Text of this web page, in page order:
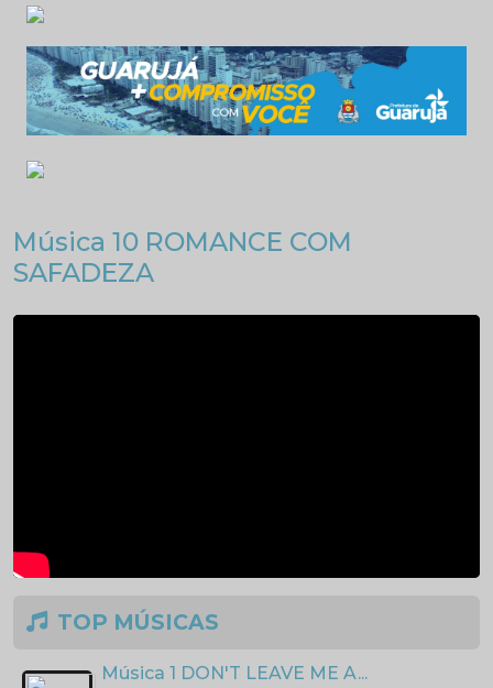
Música 10 ROMANCE COM
SAFADEZA
TOP MÚSICAS
Música 1 DON'T LEAVE ME A...